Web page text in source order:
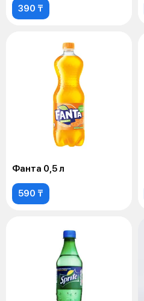
390 ₸
Фанта 0,5 л
590 ₸